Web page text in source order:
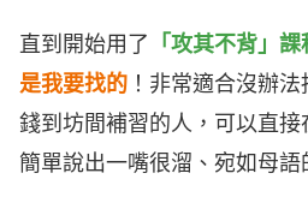
直到開始用了 「攻其不背」課
是我要找的 ！非常適合沒辦
錢到坊間補習的人，可以直
簡單說出一嘴很溜、宛如母語